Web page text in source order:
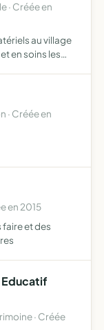
· Créée en
au village
en soins les
· Créée en
en 2015
faire et des
· Créée